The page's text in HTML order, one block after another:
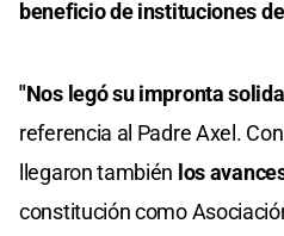
beneficio de instituciones
"Nos legó su impronta
referencia al Padre Axel.
llegaron también los
constitución como